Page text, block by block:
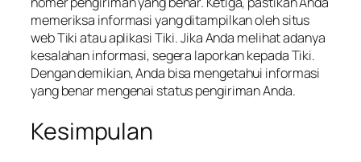
memeriksa informasi yang ditampilkan oleh situs
web Tiki atau aplikasi Tiki. Jika Anda melihat adanya
kesalahan informasi, segera laporkan kepada Tiki.
Dengan demikian, Anda bisa mengetahui informasi
yang benar mengenai status pengiriman Anda.
Kesimpulan